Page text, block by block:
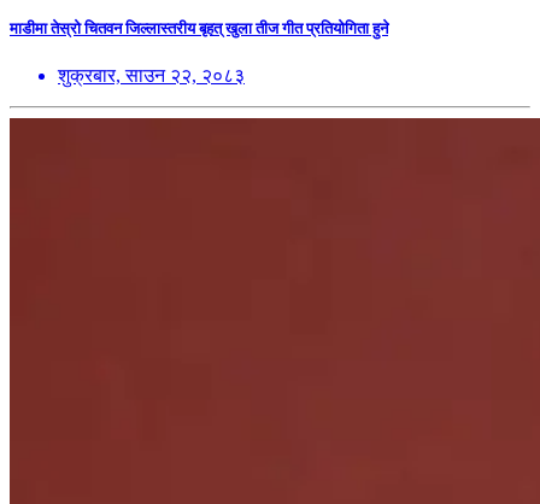
माडीमा तेस्रो चितवन जिल्लास्तरीय बृहत् खुला तीज गीत प्रतियोगिता हुने
शुक्रबार, साउन २२, २०८३